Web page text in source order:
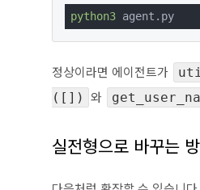
python3 agent.py
정상이라면 에이전트가
([]) 와
실전형으로 바꾸는